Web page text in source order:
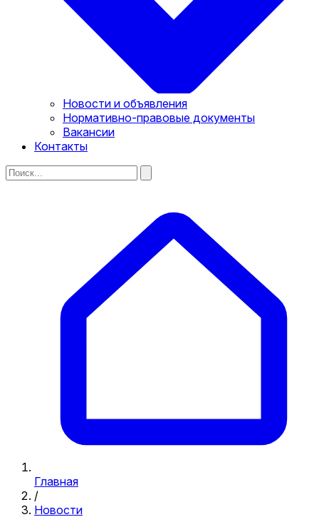
Новости и объявления
Нормативно-правовые документы
Вакансии
Контакты
Главная
/
Новости